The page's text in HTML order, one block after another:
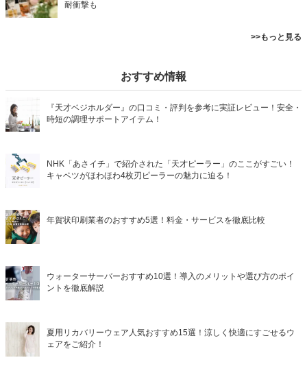
耐衝撃も
>>もっと見る
おすすめ情報
『天才ベジホルダー』の口コミ・評判を参考に実証レビュー！安全・
時短の調理サポートアイテム！
NHK「あさイチ」で紹介された「天才ピーラー」のここがすごい！
キャベツがほわほわ4枚刃ピーラーの魅力に迫る！
年賀状印刷業者のおすすめ5選！料金・サービスを徹底比較
ウォーターサーバーおすすめ10選！導入のメリットや選び方のポイ
ントを徹底解説
夏用リカバリーウェア人気おすすめ15選！涼しく快適にすごせるウ
ェアをご紹介！